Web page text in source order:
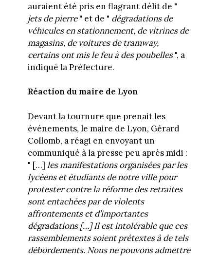
auraient été pris en flagrant délit de "
jets de pierre" et de " dégradations de
véhicules en stationnement, de vitrines de
magasins, de voitures de tramway,
certains ont mis le feu à des poubelles", a
indiqué la Préfecture.
Réaction du maire de Lyon
Devant la tournure que prenait les
événements, le maire de Lyon, Gérard
Collomb, a réagi en envoyant un
communiqué à la presse peu après midi :
" […] les manifestations organisées par les
lycéens et étudiants de notre ville pour
protester contre la réforme des retraites
sont entachées par de violents
affrontements et d’importantes
dégradations […] Il est intolérable que ces
rassemblements soient prétextes à de tels
débordements. Nous ne pouvons admettre